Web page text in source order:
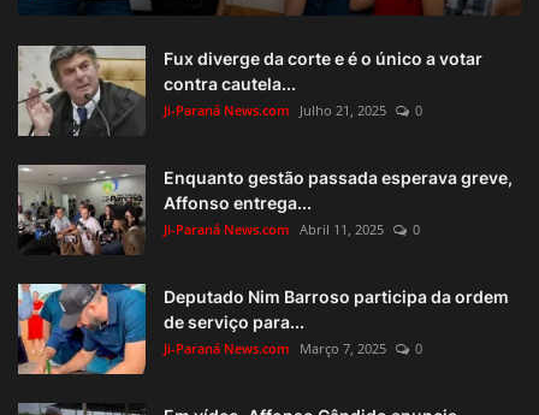
Fux diverge da corte e é o único a votar
contra cautela...
Ji-Paraná News.com Julho 21, 2025 0
Enquanto gestão passada esperava greve,
Affonso entrega...
Ji-Paraná News.com Abril 11, 2025 0
Deputado Nim Barroso participa da ordem
de serviço para...
Ji-Paraná News.com Março 7, 2025 0